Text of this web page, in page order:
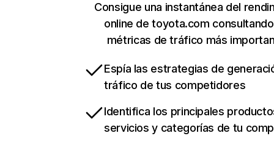
Consigue una instantánea del
online de toyota.com
métricas de tráfico más
Espía las estrategias de
tráfico de tus competidores
Identifica los principales
servicios y categorías de tu